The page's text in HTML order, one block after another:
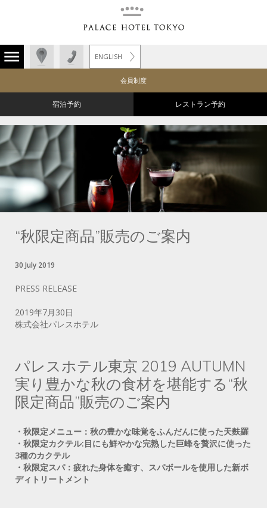
ENGLISH
会員制度
宿泊予約 レストラン予約
“秋限定商品”販売のご案内
30 July 2019
PRESS RELEASE
2019年7月30日
株式会社パレスホテル
パレスホテル東京 2019 AUTUMN
実り豊かな秋の食材を堪能する“秋
限定商品”販売のご案内
・秋限定メニュー：秋の豊かな味覚をふんだんに使った天麩羅
・秋限定カクテル:目にも鮮やかな完熟した巨峰を贅沢に使った
3種のカクテル
・秋限定スパ：疲れた身体を癒す、スパボールを使用した新ボ
ディトリートメント